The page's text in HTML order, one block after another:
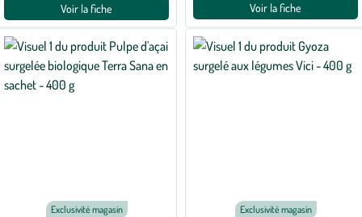
Voir la fiche
Voir la fiche
Exclusivité magasin Exclusivité magasin